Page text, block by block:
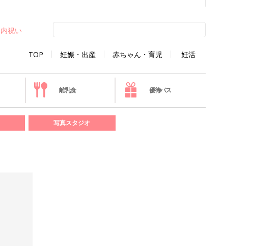
TOP 妊娠・出産 赤ちゃん・育児 妊活
内祝い
離乳食 優待パス
写真スタジオ